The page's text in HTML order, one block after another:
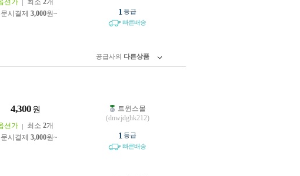
션가 최소 2개
시결제 3,000원~ 1 등급
빠른배송
공급사의 다른상품
4,300 원
션가 최소 2개
시결제 3,000원~
트윈스몰
(dnwjdghk212)
1 등급
빠른배송